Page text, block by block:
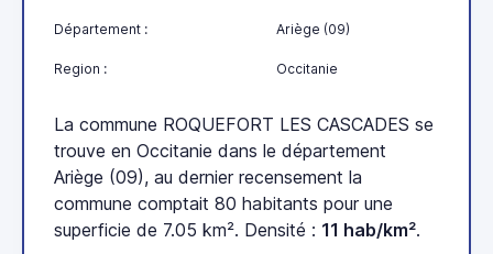
Département : Ariège (09)
Region : Occitanie
La commune ROQUEFORT LES CASCADES se
trouve en Occitanie dans le département
Ariège (09), au dernier recensement la
commune comptait 80 habitants pour une
superficie de 7.05 km². Densité : 11 hab/km².